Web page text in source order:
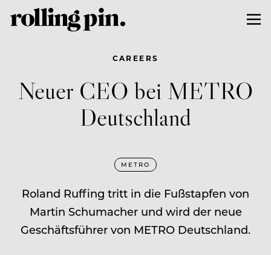
CAREERS
Neuer CEO bei METRO
Deutschland
METRO
Roland Ruffing tritt in die Fußstapfen von
Martin Schumacher und wird der neue
Geschäftsführer von METRO Deutschland.